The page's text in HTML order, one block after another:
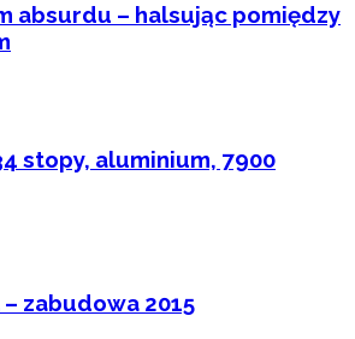
absurdu – halsując pomiędzy
stopy, aluminium, 7900
zabudowa 2015